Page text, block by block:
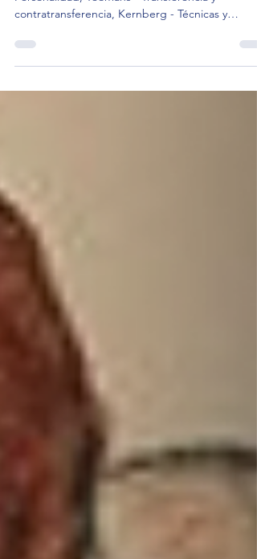
Clases abiertas 2025. Trastorno Narcisista de la
contratransferencia, Kernberg - Técnicas y
estrategias TNP, Eidlin